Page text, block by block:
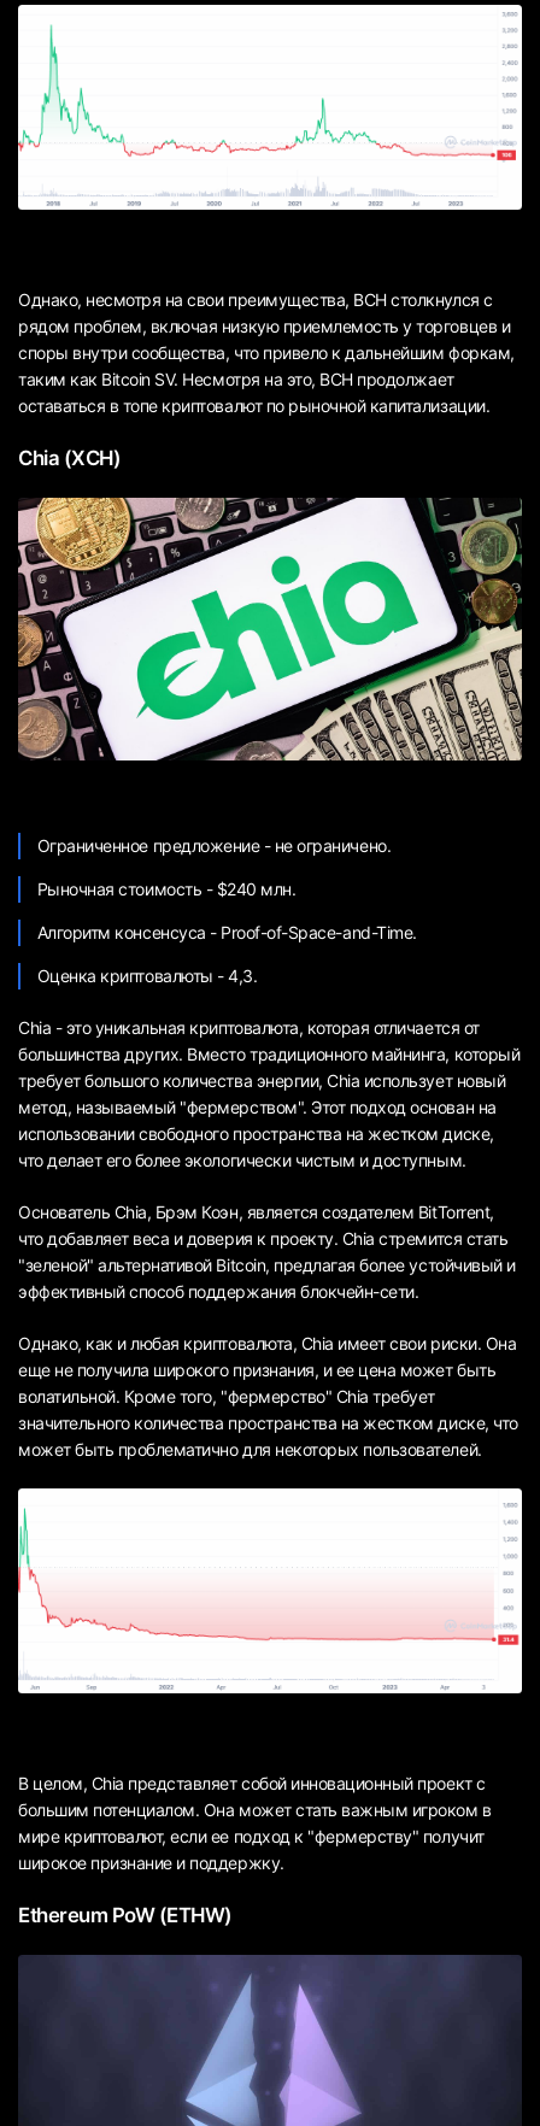
Однако, несмотря на свои преимущества, BCH столкнулся с
рядом проблем, включая низкую приемлемость у торговцев и
споры внутри сообщества, что привело к дальнейшим форкам,
таким как Bitcoin SV. Несмотря на это, BCH продолжает
оставаться в топе криптовалют по рыночной капитализации.
Chia (XCH)
Ограниченное предложение - не ограничено.
Рыночная стоимость - $240 млн.
Алгоритм консенсуса - Proof-of-Space-and-Time.
Оценка криптовалюты - 4,3.
Chia - это уникальная криптовалюта, которая отличается от
большинства других. Вместо традиционного майнинга, который
требует большого количества энергии, Chia использует новый
метод, называемый "фермерством". Этот подход основан на
использовании свободного пространства на жестком диске,
что делает его более экологически чистым и доступным.
Основатель Chia, Брэм Коэн, является создателем BitTorrent,
что добавляет веса и доверия к проекту. Chia стремится стать
"зеленой" альтернативой Bitcoin, предлагая более устойчивый и
эффективный способ поддержания блокчейн-сети.
Однако, как и любая криптовалюта, Chia имеет свои риски. Она
еще не получила широкого признания, и ее цена может быть
волатильной. Кроме того, "фермерство" Chia требует
значительного количества пространства на жестком диске, что
может быть проблематично для некоторых пользователей.
В целом, Chia представляет собой инновационный проект с
большим потенциалом. Она может стать важным игроком в
мире криптовалют, если ее подход к "фермерству" получит
широкое признание и поддержку.
Ethereum PoW (ETHW)